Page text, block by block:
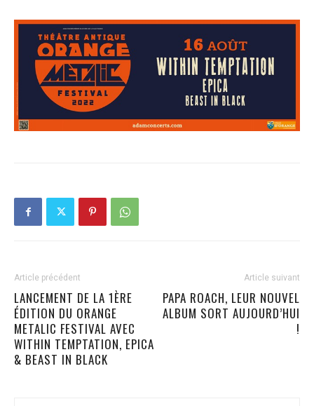
Article précédent
LANCEMENT DE LA 1ÈRE
ÉDITION DU ORANGE
METALIC FESTIVAL AVEC
WITHIN TEMPTATION, EPICA
& BEAST IN BLACK
Article suivant
PAPA ROACH, LEUR NOUVEL
ALBUM SORT AUJOURD’HUI
!